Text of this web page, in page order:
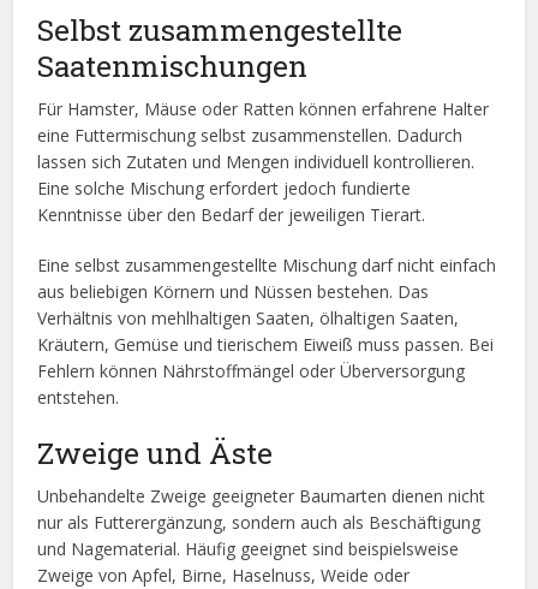
Selbst zusammengestellte
Saatenmischungen
Für Hamster, Mäuse oder Ratten können erfahrene Halter
eine Futtermischung selbst zusammenstellen. Dadurch
lassen sich Zutaten und Mengen individuell kontrollieren.
Eine solche Mischung erfordert jedoch fundierte
Kenntnisse über den Bedarf der jeweiligen Tierart.
Eine selbst zusammengestellte Mischung darf nicht einfach
aus beliebigen Körnern und Nüssen bestehen. Das
Verhältnis von mehlhaltigen Saaten, ölhaltigen Saaten,
Kräutern, Gemüse und tierischem Eiweiß muss passen. Bei
Fehlern können Nährstoffmängel oder Überversorgung
entstehen.
Zweige und Äste
Unbehandelte Zweige geeigneter Baumarten dienen nicht
nur als Futterergänzung, sondern auch als Beschäftigung
und Nagematerial. Häufig geeignet sind beispielsweise
Zweige von Apfel, Birne, Haselnuss, Weide oder